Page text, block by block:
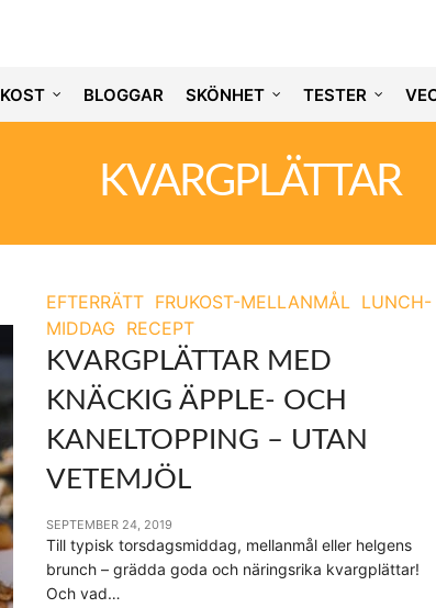
KOST BLOGGAR SKÖNHET TESTER
KVARGPLÄTTAR
EFTERRÄTT FRUKOST-MELLANMÅL LUNCH-
MIDDAG RECEPT
KVARGPLÄTTAR MED
KNÄCKIG ÄPPLE- OCH
KANELTOPPING – UTAN
VETEMJÖL
SEPTEMBER 24, 2019
Till typisk torsdagsmiddag, mellanmål eller helgens
brunch – grädda goda och näringsrika kvargplättar!
Och vad…